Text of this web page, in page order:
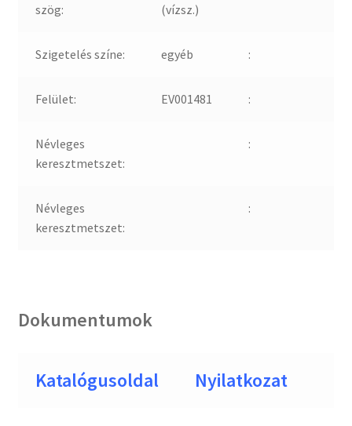
szög:
(vízsz.)
Szigetelés színe: egyéb :
Felület: EV001481 :
Névleges
keresztmetszet:
:
Névleges
keresztmetszet:
:
Dokumentumok
Katalógusoldal Nyilatkozat